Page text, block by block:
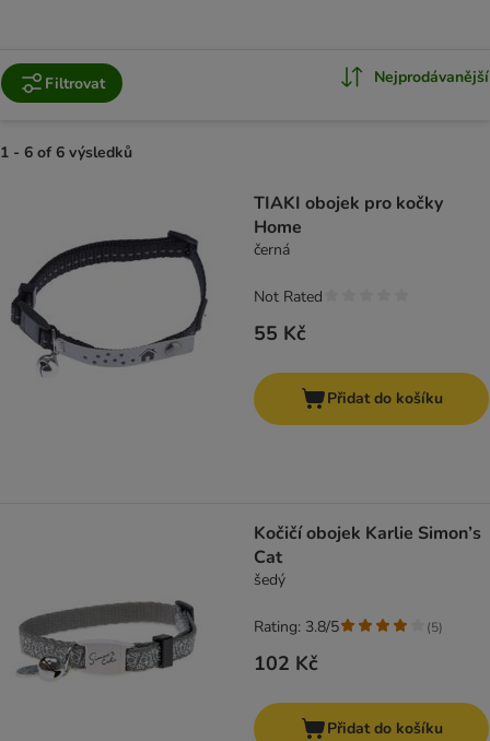
Filtrovat Nejprodávanější
1 - 6 of 6 výsledků
TIAKI obojek pro kočky
Home
černá
55 Kč
Not Rated
Přidat do košíku
Kočičí obojek Karlie Simon’s
Cat
šedý
102 Kč
Rating: 3.8/5 (5)
Přidat do košíku